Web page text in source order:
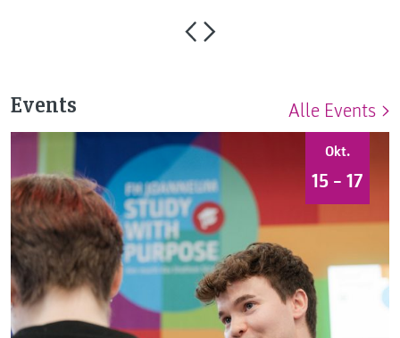
Events Alle Events
Okt.
15 – 17